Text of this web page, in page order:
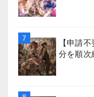
【申請
分を順次